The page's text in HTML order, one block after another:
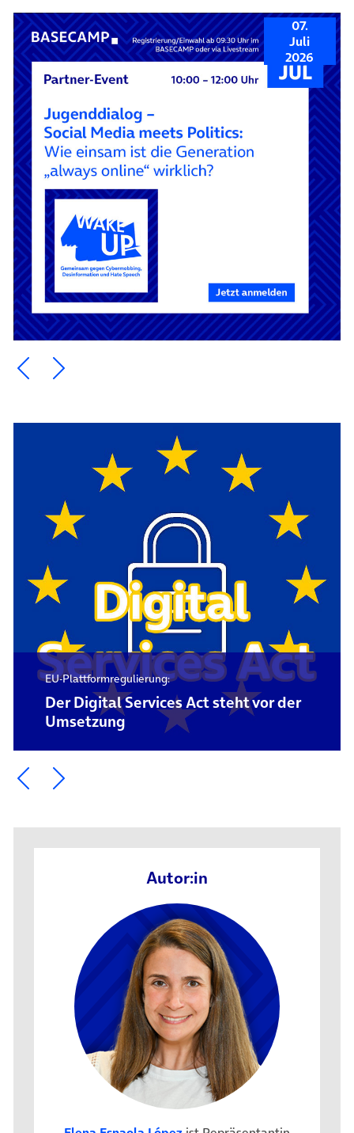
07.
Juli
2026
Ein Element zurück blättern
Ein Element weiter blättern
EU-Plattformregulierung:
Der Digital Services Act steht vor der
Umsetzung
Ein Element zurück blättern
Ein Element weiter blättern
Autor:in